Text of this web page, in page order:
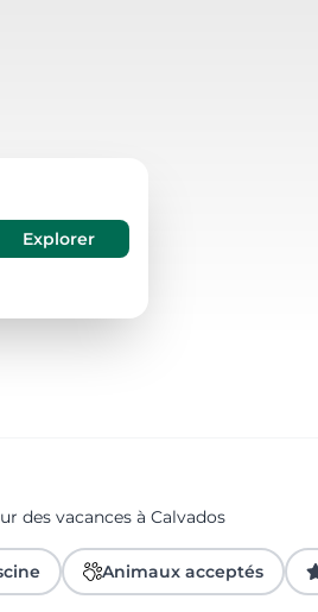
des vacances à Calvados
Animaux acceptés